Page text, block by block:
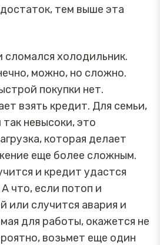
тем выше эта
сломался холодильник.
можно, но сложно.
покупки нет.
взять кредит. Для семьи,
невысоки, это
которая делает
еще более сложным.
и кредит удастся
что, если потоп и
или случится авария и
для работы, окажется не
возьмет еще один